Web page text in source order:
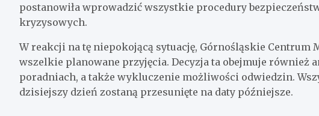
postanowiła wprowadzić wszystkie procedury
kryzysowych.
W reakcji na tę niepokojącą sytuację, Górnośląskie Centrum
wszelkie planowane przyjęcia. Decyzja ta obejmuje również
poradniach, a także wykluczenie możliwości odwiedzin.
dzisiejszy dzień zostaną przesunięte na daty późniejsze.